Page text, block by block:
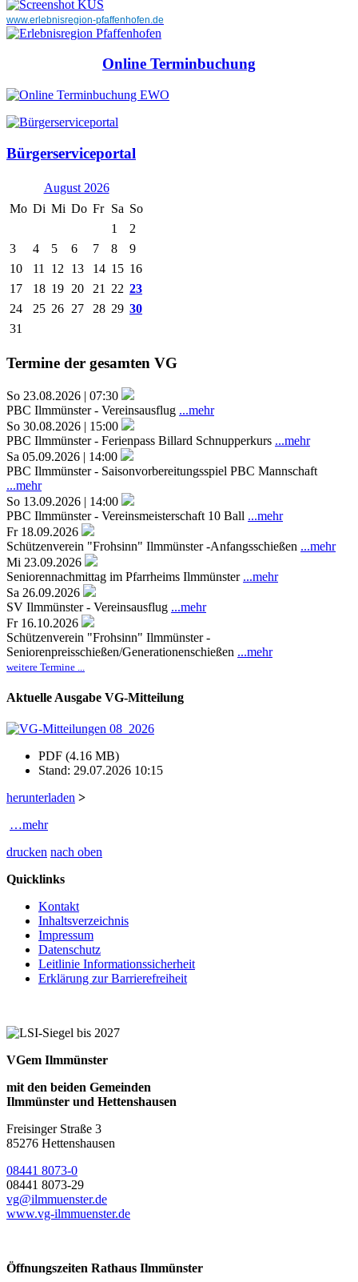
www.erlebnisregion-pfaffenhofen.de
Online Terminbuchung
Bürgerserviceportal
August 2026
Mo Di Mi Do Fr Sa So
1
2
3
4 5 6 7 8
9
10
11 12 13 14 15 16
17
18 19 20 21 22 23
24
25 26 27 28 29 30
31
Termine der gesamten VG
So 23.08.2026 | 07:30
PBC Ilmmünster - Vereinsausflug ...mehr
So 30.08.2026 | 15:00
PBC Ilmmünster - Ferienpass Billard Schnupperkurs ...mehr
Sa 05.09.2026 | 14:00
PBC Ilmmünster - Saisonvorbereitungsspiel PBC Mannschaft
...mehr
So 13.09.2026 | 14:00
PBC Ilmmünster - Vereinsmeisterschaft 10 Ball ...mehr
Fr 18.09.2026
Schützenverein "Frohsinn" Ilmmünster -Anfangsschießen ...mehr
Mi 23.09.2026
Seniorennachmittag im Pfarrheims Ilmmünster ...mehr
Sa 26.09.2026
SV Ilmmünster - Vereinsausflug ...mehr
Fr 16.10.2026
Schützenverein "Frohsinn" Ilmmünster -
Seniorenpreisschießen/Generationenschießen ...mehr
weitere Termine ...
Aktuelle Ausgabe VG-Mitteilung
PDF (4.16 MB)
Stand: 29.07.2026 10:15
herunterladen >
…mehr
drucken nach oben
Quicklinks
Kontakt
Inhaltsverzeichnis
Impressum
Datenschutz
Leitlinie Informationssicherheit
Erklärung zur Barrierefreiheit
VGem Ilmmünster
mit den beiden Gemeinden
Ilmmünster und Hettenshausen
Freisinger Straße 3
85276 Hettenshausen
08441 8073-0
08441 8073-29
vg@ilmmuenster.de
www.vg-ilmmuenster.de
Öffnungszeiten Rathaus Ilmmünster